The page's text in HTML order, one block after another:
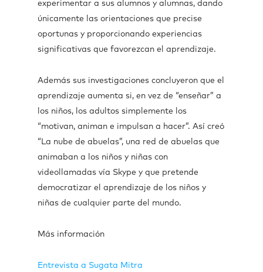
experimentar a sus alumnos y alumnas, dando
únicamente las orientaciones que precise
oportunas y proporcionando experiencias
significativas que favorezcan el aprendizaje.
Además sus investigaciones concluyeron que el
aprendizaje aumenta si, en vez de “enseñar” a
los niños, los adultos simplemente los
“motivan, animan e impulsan a hacer”. Así creó
“La nube de abuelas”, una red de abuelas que
animaban a los niños y niñas con
videollamadas vía Skype y que pretende
democratizar el aprendizaje de los niños y
niñas de cualquier parte del mundo.
Más información
Entrevista a Sugata Mitra